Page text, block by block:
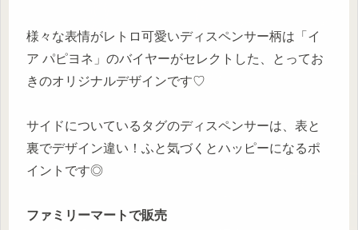
様々な表情がレトロ可愛いディスペンサー柄は「イ
ア パピヨネ」のバイヤーがセレクトした、とってお
きのオリジナルデザインです♡
サイドについているタグのディスペンサーは、表と
裏でデザイン違い！ふと気づくとハッピーになるポ
イントです◎
ファミリーマートで販売